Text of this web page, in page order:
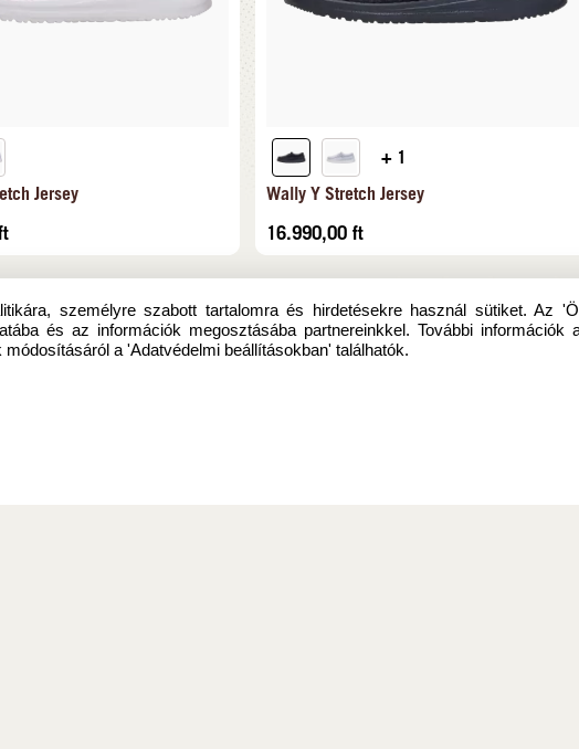
Jersey
+ 1
Wally Y Stretch Jersey
16.990,00 ft
személyre szabott tartalomra és hirdetésekre használ sütiket. Az
és az információk megosztásába partnereinkkel. További információk
a 'Adatvédelmi beállításokban' találhatók.